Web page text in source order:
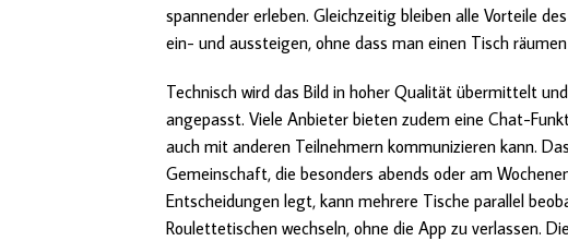
spannender erleben. Gleichzeitig bleiben alle Vorteile
ein- und aussteigen, ohne dass man einen Tisch
Technisch wird das Bild in hoher Qualität übermittelt
angepasst. Viele Anbieter bieten zudem eine Chat-
auch mit anderen Teilnehmern kommunizieren kann.
Gemeinschaft, die besonders abends oder am
Entscheidungen legt, kann mehrere Tische parallel
Roulettetischen wechseln, ohne die App zu verlassen.